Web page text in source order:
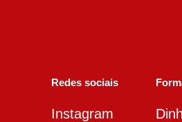
Redes sociais
Instagram